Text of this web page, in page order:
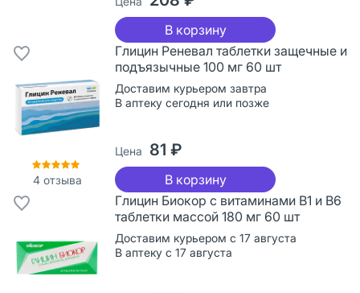
В корзину
4отзыва
Глицин Реневал таблетки защечные и
подъязычные 100 мг 60 шт
Доставим курьером завтра
В аптеку сегодня или позже
Цена 81 ₽
В корзину
Глицин Биокор с витаминами В1 и В6
таблетки массой 180 мг 60 шт
Доставим курьером с 17 августа
В аптеку с 17 августа